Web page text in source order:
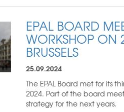
EPAL BOARD
WORKSHOP ON
BRUSSELS
25.09.2024
The EPAL Board met for its
2024. Part of the board
strategy for the next years.